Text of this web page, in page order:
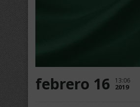
febrero 16 13:06
2019